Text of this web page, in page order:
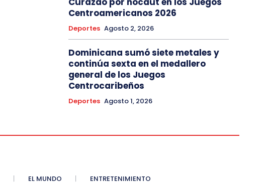
Centroamericanos 2026
Deportes Agosto 2, 2026
Dominicana sumó siete metales y
continúa sexta en el medallero
general de los Juegos
Centrocaribeños
Deportes Agosto 1, 2026
EL MUNDO ENTRETENIMIENTO